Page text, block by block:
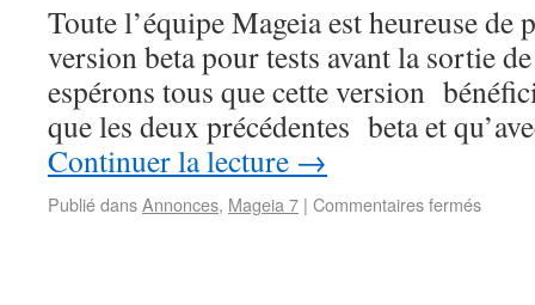
Toute l’équipe Mageia est heureuse de
version beta pour tests avant la sortie
espérons tous que cette version
que les deux précédentes beta et
Continuer la lecture →
Publié dansAnnonces, Mageia 7 | Commentaires fermés